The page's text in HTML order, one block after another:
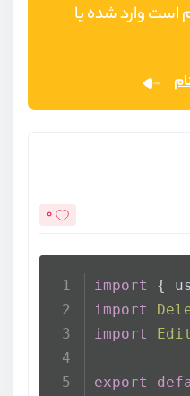
است وارد شده یا
0
import {
import
import
export